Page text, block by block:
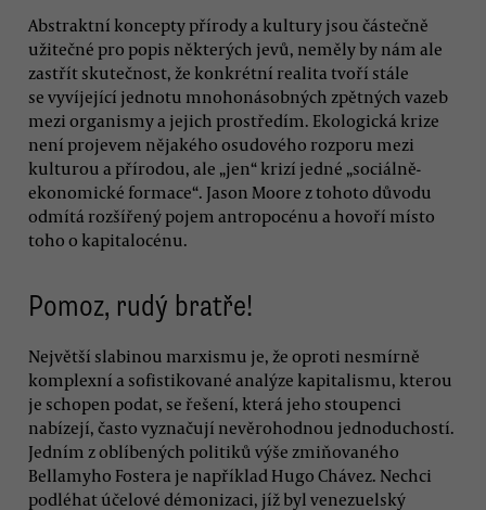
Abstraktní koncepty přírody a kultury jsou částečně
užitečné pro popis některých jevů, neměly by nám ale
zastřít skutečnost, že konkrétní realita tvoří stále
se vyvíjející jednotu mnohonásobných zpětných vazeb
mezi organismy a jejich prostředím. Ekologická krize
není projevem nějakého osudového rozporu mezi
kulturou a přírodou, ale „jen“ krizí jedné „sociálně-
ekonomické formace“. Jason Moore z tohoto důvodu
odmítá rozšířený pojem antropocénu a hovoří místo
toho o kapitalocénu.
Pomoz, rudý bratře!
Největší slabinou marxismu je, že oproti nesmírně
komplexní a sofistikované analýze kapitalismu, kterou
je schopen podat, se řešení, která jeho stoupenci
nabízejí, často vyznačují nevěrohodnou jednoduchostí.
Jedním z oblíbených politiků výše zmiňovaného
Bellamyho Fostera je například Hugo Chávez. Nechci
podléhat účelové démonizaci, jíž byl venezuelský